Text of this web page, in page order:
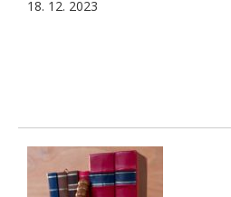
18. 12. 2023